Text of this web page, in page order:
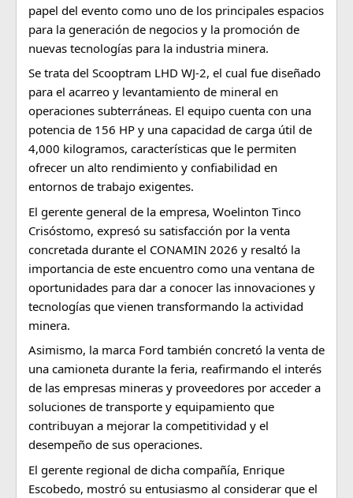
papel del evento como uno de los principales espacios
para la generación de negocios y la promoción de
nuevas tecnologías para la industria minera.
Se trata del Scooptram LHD WJ-2, el cual fue diseñado
para el acarreo y levantamiento de mineral en
operaciones subterráneas. El equipo cuenta con una
potencia de 156 HP y una capacidad de carga útil de
4,000 kilogramos, características que le permiten
ofrecer un alto rendimiento y confiabilidad en
entornos de trabajo exigentes.
El gerente general de la empresa, Woelinton Tinco
Crisóstomo, expresó su satisfacción por la venta
concretada durante el CONAMIN 2026 y resaltó la
importancia de este encuentro como una ventana de
oportunidades para dar a conocer las innovaciones y
tecnologías que vienen transformando la actividad
minera.
Asimismo, la marca Ford también concretó la venta de
una camioneta durante la feria, reafirmando el interés
de las empresas mineras y proveedores por acceder a
soluciones de transporte y equipamiento que
contribuyan a mejorar la competitividad y el
desempeño de sus operaciones.
El gerente regional de dicha compañía, Enrique
Escobedo, mostró su entusiasmo al considerar que el